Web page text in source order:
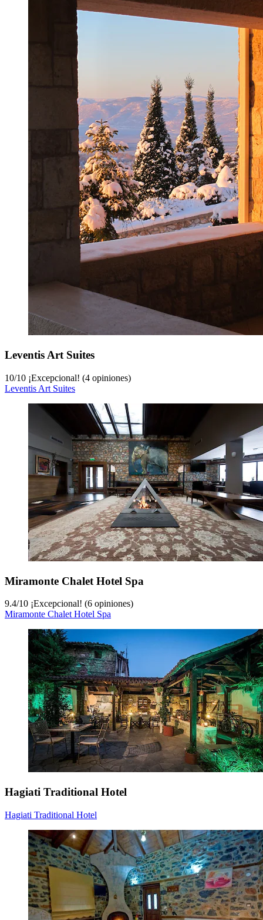
Leventis Art Suites
10/10 ¡Excepcional! (4 opiniones)
Leventis Art Suites
Miramonte Chalet Hotel Spa
9.4/10 ¡Excepcional! (6 opiniones)
Miramonte Chalet Hotel Spa
Hagiati Traditional Hotel
Hagiati Traditional Hotel